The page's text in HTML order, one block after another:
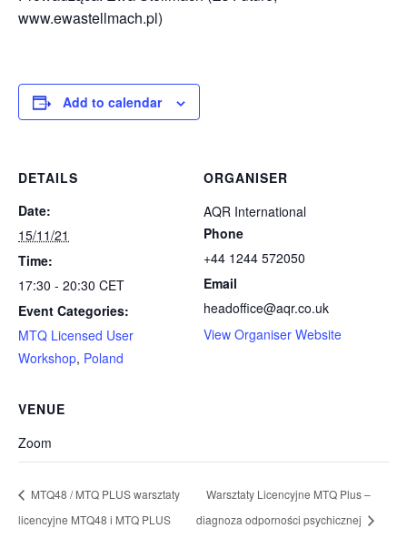
www.ewastellmach.pl)
Add to calendar
DETAILS
Date:
15/11/21
Time:
17:30 - 20:30 CET
Event Categories:
MTQ Licensed User
Workshop, Poland
ORGANISER
AQR International
Phone
+44 1244 572050
Email
headoffice@aqr.co.uk
View Organiser Website
VENUE
Zoom
MTQ48 / MTQ PLUS warsztaty
licencyjne MTQ48 i MTQ PLUS
Warsztaty Licencyjne MTQ Plus –
diagnoza odporności psychicznej